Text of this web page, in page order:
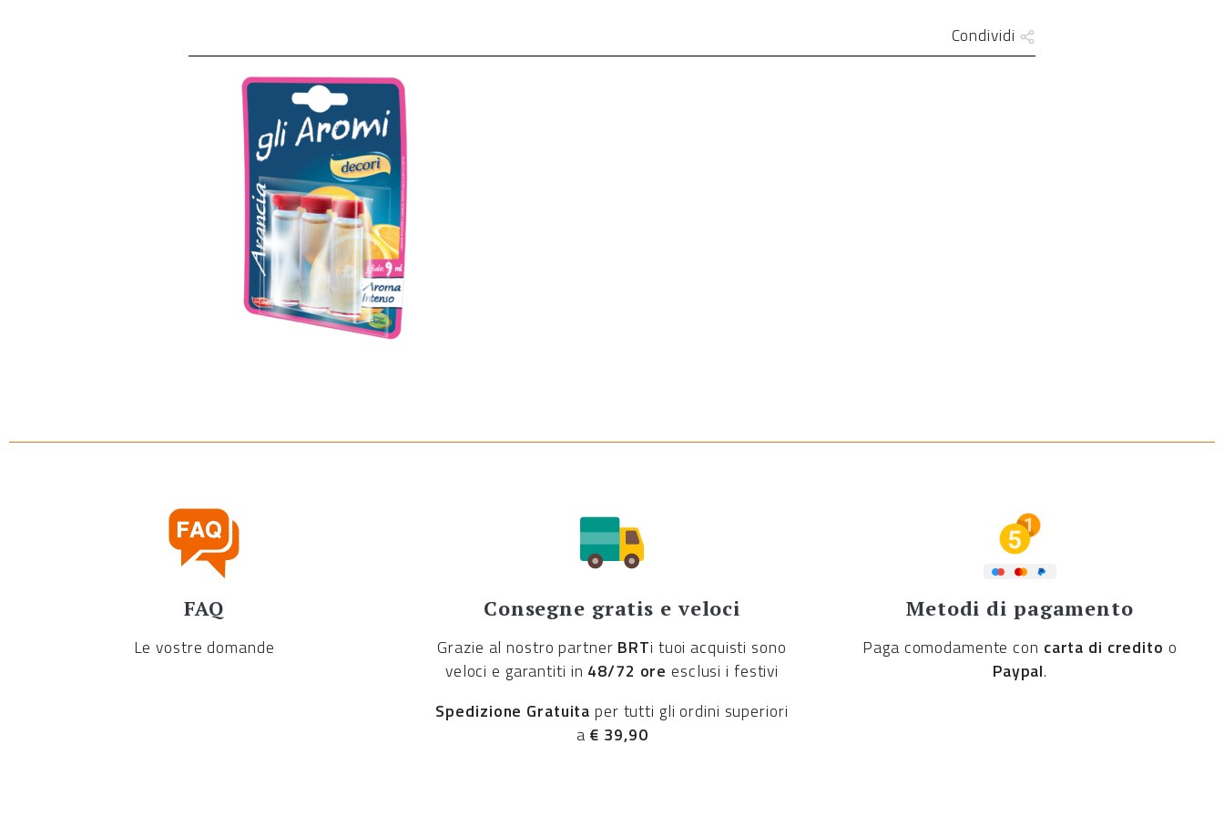
Condividi
FAQ
Le vostre domande
Consegne gratis e veloci
Grazie al nostro partner BRTi tuoi acquisti sono
veloci e garantiti in 48/72 ore esclusi i festivi
Spedizione Gratuita per tutti gli ordini superiori
a € 39,90
Metodi di pagamento
Paga comodamente con carta di credito o
Paypal.